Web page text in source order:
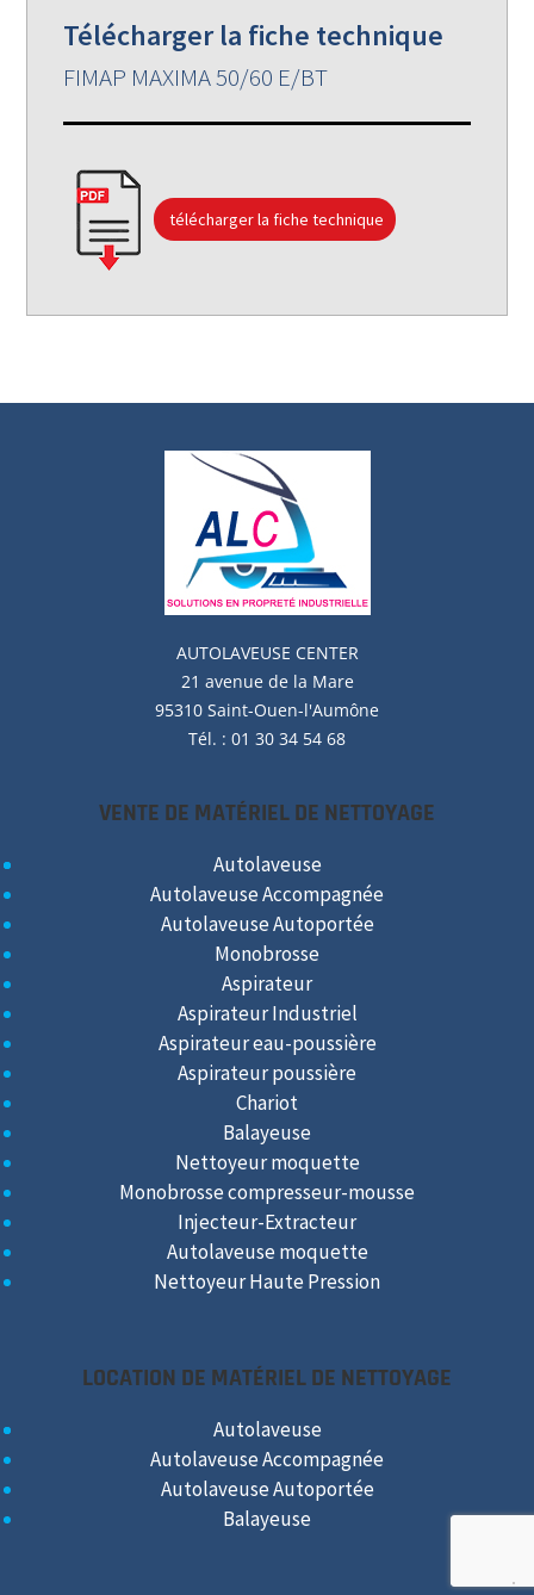
Télécharger la fiche technique
FIMAP MAXIMA 50/60 E/BT
télécharger la fiche technique
AUTOLAVEUSE CENTER
21 avenue de la Mare
95310 Saint-Ouen-l'Aumône
Tél. : 01 30 34 54 68
VENTE DE MATÉRIEL DE NETTOYAGE
Autolaveuse
Autolaveuse Accompagnée
Autolaveuse Autoportée
Monobrosse
Aspirateur
Aspirateur Industriel
Aspirateur eau-poussière
Aspirateur poussière
Chariot
Balayeuse
Nettoyeur moquette
Monobrosse compresseur-mousse
Injecteur-Extracteur
Autolaveuse moquette
Nettoyeur Haute Pression
LOCATION DE MATÉRIEL DE NETTOYAGE
Autolaveuse
Autolaveuse Accompagnée
Autolaveuse Autoportée
Balayeuse